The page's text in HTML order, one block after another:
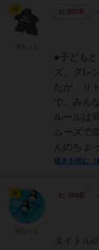
693名
●子ども
ズ。グレ
たが、リ
で、みん
ルールは
ムーズで
んのちょ
続きを読む（
384名
タイトル
神